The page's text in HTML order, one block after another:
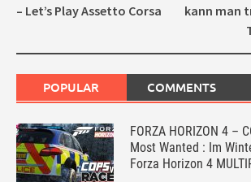
– Let’s Play Assetto Corsa
kann man
POPULAR COMMENTS
FORZA HORIZON 4 –
Most Wanted : Im
Forza Horizon 4